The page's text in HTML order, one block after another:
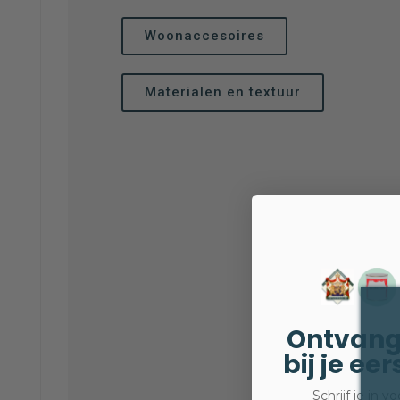
Woonaccesoires
Materialen en textuur
bij je
Schrijf je in